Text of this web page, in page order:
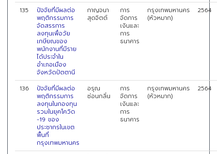
135
ปัจจัยที่มีผลต่อ
พฤติกรรมการ
จัดสรรการ
ลงทุนเพื่อวัย
เกษียณของ
พนักงานที่มีราย
ได้ประจำใน
อำเภอเมือง
จังหวัดปัตตานี
กาญจนา
สุดจิตต์
การ
จัดการ
เงินและ
การ
ธนาคาร
กรุงเทพมหานคร
(หัวหมาก)
2564
136
ปัจจัยที่มีผลต่อ
พฤติกรรมการ
ลงทุนในกองทุน
รวมในยุคโควิด
-19 ของ
ประชากรในเขต
พื้นที่
กรุงเทพมหานคร
อรุณ
ซ่อนกลิ่น
การ
จัดการ
เงินและ
การ
ธนาคาร
กรุงเทพมหานคร
(หัวหมาก)
2564